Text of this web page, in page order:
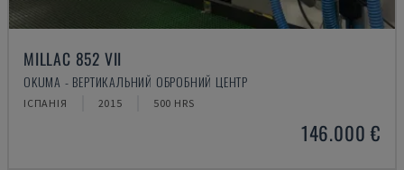
MILLAC 852 VII
OKUMA - ВЕРТИКАЛЬНИЙ ОБРОБНИЙ ЦЕНТР
ІСПАНІЯ 2015 500 HRS
146.000 €